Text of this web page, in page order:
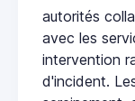
autorités
avec les
intervention
d'incident.